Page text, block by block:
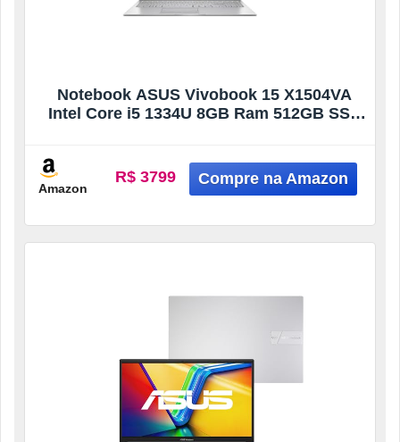
Notebook ASUS Vivobook 15 X1504VA
Intel Core i5 1334U 8GB Ram 512GB SSD
Amazon
R$ 3799